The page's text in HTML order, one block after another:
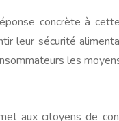
concrète à
leur sécurité
les
aux citoyens de